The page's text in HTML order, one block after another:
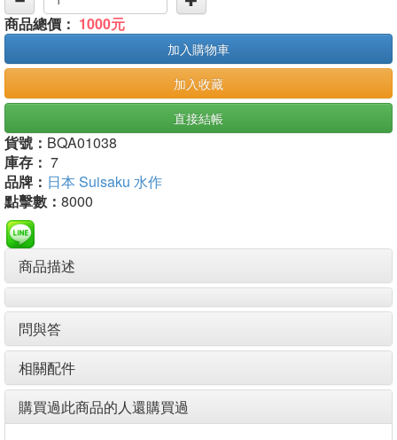
商品總價： 1000元
加入購物車
加入收藏
直接結帳
貨號： BQA01038
庫存： 7
品牌： 日本 Suisaku 水作
點擊數： 8000
商品描述
問與答
相關配件
購買過此商品的人還購買過